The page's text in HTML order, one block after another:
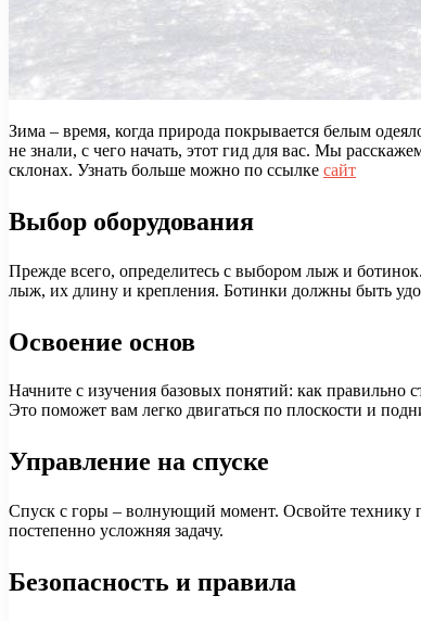
Зима – время, когда природа покрывается белым
не знали, с чего начать, этот гид для вас. Мы
склонах. Узнать больше можно по ссылке сайт
Выбор оборудования
Прежде всего, определитесь с выбором лыж и
лыж, их длину и крепления. Ботинки должны быть
Освоение основ
Начните с изучения базовых понятий: как правильно
Это поможет вам легко двигаться по плоскости и
Управление на спуске
Спуск с горы – волнующий момент. Освойте технику
постепенно усложняя задачу.
Безопасность и правила